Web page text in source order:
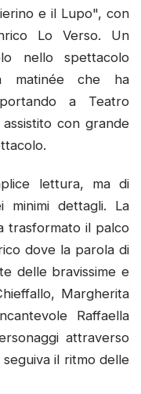
e il Lupo", con
Lo Verso. Un
nello spettacolo
matinée che ha
a Teatro
con grande
lettura, ma di
minimi dettagli. La
trasformato il palco
dove la parola di
delle bravissime e
Margherita
Raffaella
attraverso
il ritmo delle